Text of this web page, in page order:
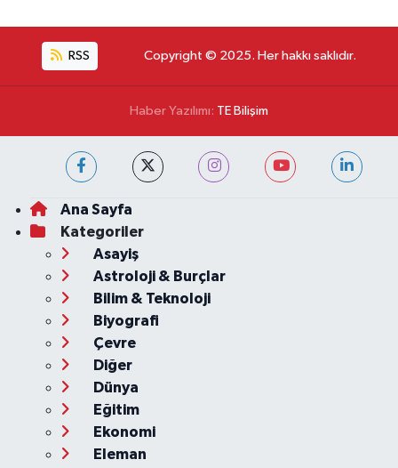
RSS Copyright © 2025. Her hakkı saklıdır.
Haber Yazılımı: TE Bilişim
Ana Sayfa
Kategoriler
Asayiş
Astroloji & Burçlar
Bilim & Teknoloji
Biyografi
Çevre
Diğer
Dünya
Eğitim
Ekonomi
Eleman